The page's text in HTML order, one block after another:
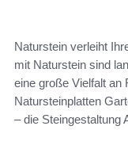
Naturstein verleiht
mit Naturstein sind
eine große Vielfalt an
Natursteinplatten
– die Steingestaltung